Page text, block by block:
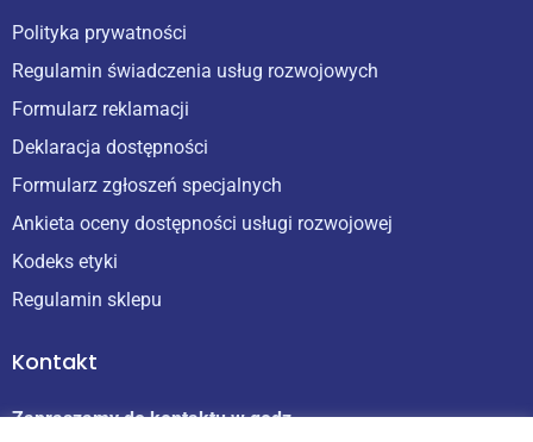
Polityka prywatności
Regulamin świadczenia usług rozwojowych
Formularz reklamacji
Deklaracja dostępności
Formularz zgłoszeń specjalnych
Ankieta oceny dostępności usługi rozwojowej
Kodeks etyki
Regulamin sklepu
Kontakt
Zapraszamy do kontaktu w godz.